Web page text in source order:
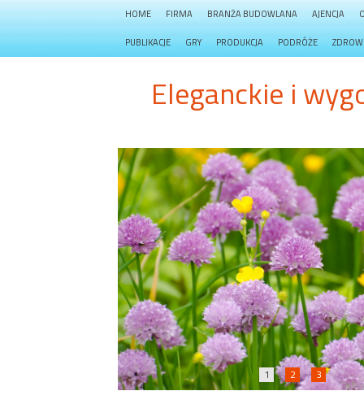
HOME FIRMA BRANŻA BUDOWLANA AJENCJA
PUBLIKACJE GRY PRODUKCJA PODRÓŻE
Eleganckie i
1 2 3